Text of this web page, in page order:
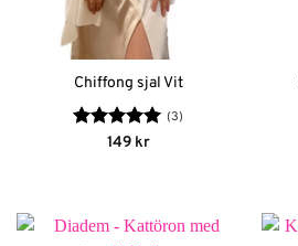
Chiffong sjal Vit
Betygsatt5
(3)
149 kr